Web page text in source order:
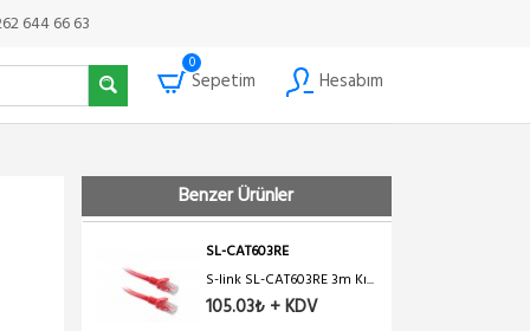
644 66 63
0
Sepetim Hesabım
Benzer Ürünler
53.00₺ + KDV
SL-CAT605RE
200.06₺ + KDV
SL-CAT603RE
S-link SL-CAT603RE 3m Kı...
105.03₺ + KDV